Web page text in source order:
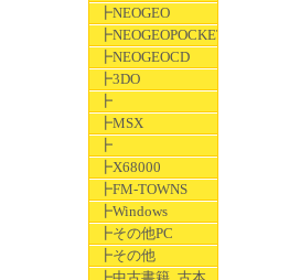
┣NEOGEO
┣NEOGEOPOCKET
┣NEOGEOCD
┣3DO
┣
┣MSX
┣
┣X68000
┣FM-TOWNS
┣Windows
┣その他PC
┣その他